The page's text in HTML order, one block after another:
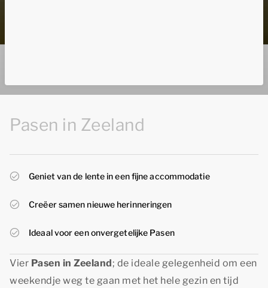
Pasen in Zeeland
Geniet van de lente in een fijne accommodatie
Creëer samen nieuwe herinneringen
Ideaal voor een onvergetelijke Pasen
Vier Pasen in Zeeland; de ideale gelegenheid om een
weekendje weg te gaan met het hele gezin en tijd